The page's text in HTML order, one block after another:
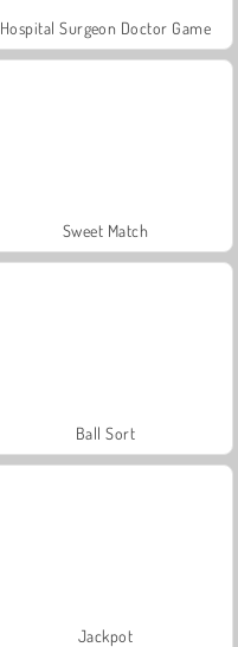
Hospital Surgeon Doctor Game
Sweet Match
Ball Sort
Jackpot